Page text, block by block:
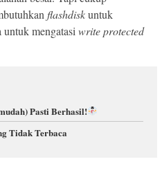
flashdiskuntuk
mengatasi writeprotected
Pasti Berhasil!
Tidak Terbaca